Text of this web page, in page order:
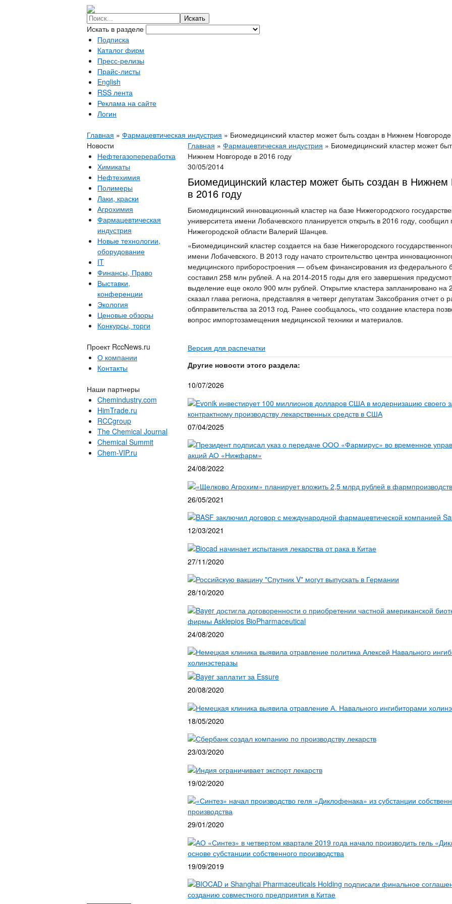
Искать в разделе
Подписка
Каталог фирм
Пресс-релизы
Прайс-листы
English
RSS лента
Реклама на сайте
Логин
Главная » Фармацевтическая индустрия » Биомедицинский кластер может быть создан в Нижнем Новгороде
Новости
Нефтегазопереработка
Химикаты
Нефтехимия
Полимеры
Лаки, краски
Агрохимия
Фармацевтическая
индустрия
Новые технологии,
оборудование
IT
Финансы, Право
Выставки,
конференции
Экология
Ценовые обзоры
Конкурсы, торги
Проект RccNews.ru
О компании
Контакты
Наши партнеры
Chemindustry.com
HimTrade.ru
RCCgroup
The Chemical Journal
Chemical Summit
Chem-VIP.ru
Главная » Фармацевтическая индустрия » Биомедицинский кластер может
Нижнем Новгороде в 2016 году
30/05/2014
Биомедицинский кластер может быть создан в Нижнем
в 2016 году
Биомедицинский инновационный кластер на базе Нижегородского
университета имени Лобачевского планируется открыть в 2016 году, сообщил
Нижегородской области Валерий Шанцев.
«Биомедицинский кластер создается на базе Нижегородского
имени Лобачевского. В 2013 году начато строительство центра
медицинского приборостроения — объем финансирования из федерального
составил 258 млн рублей. А на 2014-2015 годы для его завершения
выделение еще около 900 млн рублей. Открытие кластера запланировано на
сказал глава региона, представляя в четверг депутатам Заксобрания отчет о
облправительства за 2013 год. Ранее сообщалось, что создание кластера
вопрос импортозамещения медицинской техники и материалов.
Версия для распечатки
Другие новости этого раздела:
10/07/2026
Evonik инвестирует 100 миллионов долларов США в модернизацию своего
контрактному производству лекарственных средств в США
07/04/2025
Президент подписал указ о передаче ООО «Фармирус» во временное
акций АО «Нижфарм»
24/08/2022
«Щелково Агрохим» планирует вложить 2,5 млрд рублей в
26/05/2021
BASF заключил договор с международной фармацевтической компанией
12/03/2021
Biocad начинает испытания лекарства от рака в Китае
27/11/2020
Российскую вакцину "Спутник V" могут выпускать в Германии
28/10/2020
Bayer достигла договоренности о приобретении частной американской
фирмы Asklepios BioPharmaceutical
24/08/2020
Немецкая клиника выявила отравление политика Алексей Навального
холинэстеразы
Bayer заплатит за Essure
20/08/2020
Немецкая клиника выявила отравление А. Навального ингибиторами
18/05/2020
Сбербанк создал компанию по производству лекарств
23/03/2020
Индия ограничивает экспорт лекарств
19/02/2020
«Синтез» начал производство геля «Диклофенака» из субстанции
производства
29/01/2020
АО «Синтез» в четвертом квартале 2019 года начало производить гель
основе субстанции собственного производства
19/09/2019
BIOCAD и Shanghai Pharmaceuticals Holding подписали финальное
созданию совместного предприятия в Китае